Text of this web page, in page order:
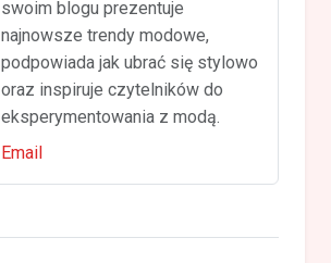
swoim blogu prezentuje
najnowsze trendy modowe,
podpowiada jak ubrać się stylowo
oraz inspiruje czytelników do
eksperymentowania z modą.
Email